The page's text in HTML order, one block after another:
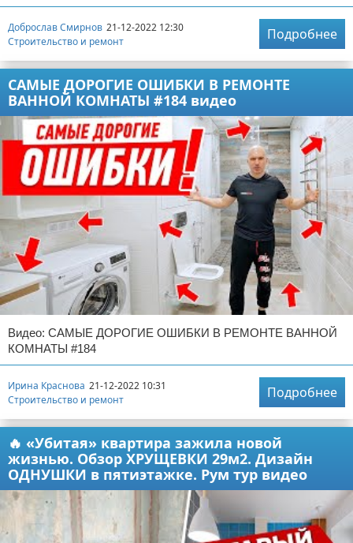
Доброслав Смирнов 21-12-2022 12:30
Строительство и ремонт
Подробнее
САМЫЕ ДОРОГИЕ ОШИБКИ В РЕМОНТЕ
ВАННОЙ КОМНАТЫ #184 видео
Видео: САМЫЕ ДОРОГИЕ ОШИБКИ В РЕМОНТЕ ВАННОЙ
КОМНАТЫ #184
Ирина Краснова 21-12-2022 10:31
Строительство и ремонт
Подробнее
🔥 «Убитая» квартира зажила новой
жизнью. Обзор ХРУЩЕВКИ 29м2. Дизайн
ОДНУШКИ в пятиэтажке. Рум тур видео